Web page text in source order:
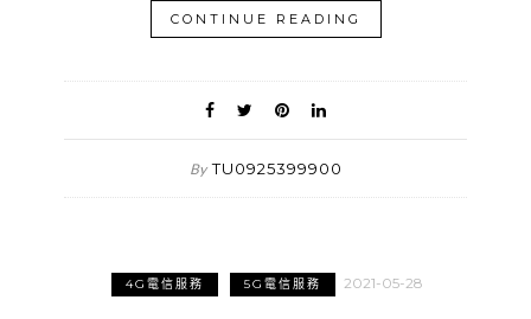
CONTINUE READING
By TU0925399900
4G電信服務 5G電信服務 2021-05-28